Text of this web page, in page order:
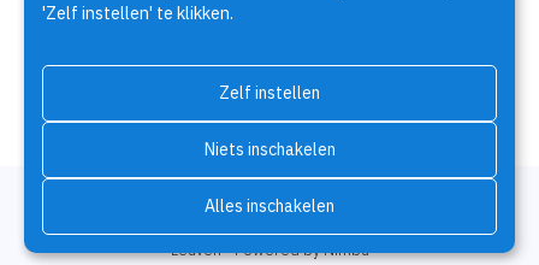
'Zelf instellen' te klikken.
Zelf instellen
Niets inschakelen
Alles inschakelen
Over Germo Techniek
Leuven•Powered by Nimbu